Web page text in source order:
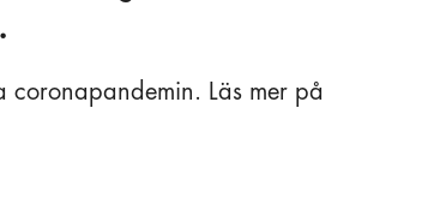
coronapandemin. Läs mer på